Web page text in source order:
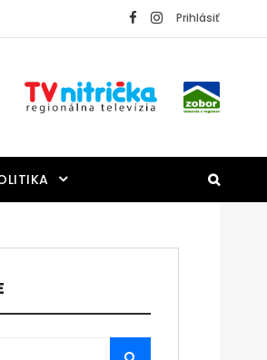
Prihlásiť